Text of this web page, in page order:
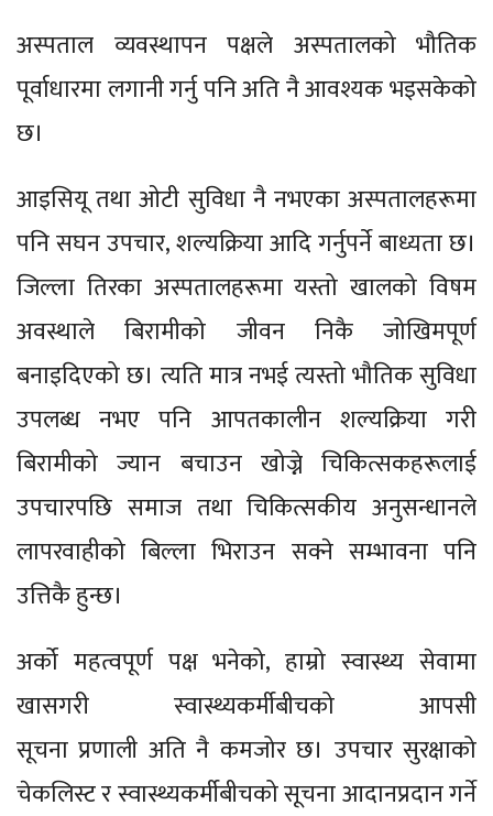
अस्पताल व्यवस्थापन पक्षले अस्पतालको भौतिक
पूर्वाधारमा लगानी गर्नु पनि अति नै आवश्यक भइसकेको
छ।
आइसियू तथा ओटी सुविधा नै नभएका अस्पतालहरूमा
पनि सघन उपचार, शल्यक्रिया आदि गर्नुपर्ने बाध्यता छ।
जिल्ला तिरका अस्पतालहरूमा यस्तो खालको विषम
अवस्थाले बिरामीको जीवन निकै जोखिमपूर्ण
बनाइदिएको छ। त्यति मात्र नभई त्यस्तो भौतिक सुविधा
उपलब्ध नभए पनि आपतकालीन शल्यक्रिया गरी
बिरामीको ज्यान बचाउन खोज्ने चिकित्सकहरूलाई
उपचारपछि समाज तथा चिकित्सकीय अनुसन्धानले
लापरवाहीको बिल्ला भिराउन सक्ने सम्भावना पनि
उत्तिकै हुन्छ।
अर्को महत्वपूर्ण पक्ष भनेको, हाम्रो स्वास्थ्य सेवामा
खासगरी स्वास्थ्यकर्मीबीचको आपसी
सूचना प्रणाली अति नै कमजोर छ। उपचार सुरक्षाको
चेकलिस्ट र स्वास्थ्यकर्मीबीचको सूचना आदानप्रदान गर्ने